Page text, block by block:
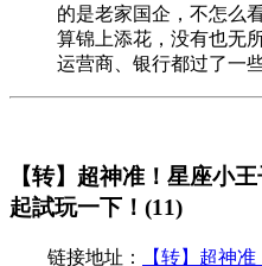
的是老家国企，不怎么
算锦上添花，没有也无
运营商、银行都过了一
【转】超神准！星座小
起試玩一下！(11)
链接地址：
【转】超神